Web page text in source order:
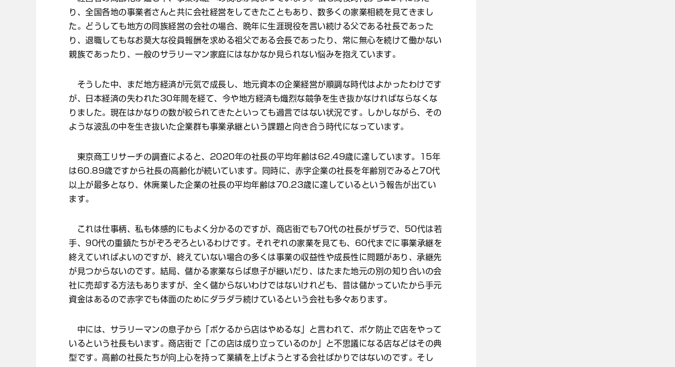
り、全国各地の事業者さんと共に会社経営をしてきたこともあり、数多くの家業相続を見てきまし
た。どうしても地方の同族経営の会社の場合、晩年に生涯現役を言い続ける父である社長であった
り、退職してもなお莫大な役員報酬を求める祖父である会長であったり、常に無心を続けて働かない
親族であったり、一般のサラリーマン家庭にはなかなか見られない悩みを抱えています。
そうした中、まだ地方経済が元気で成長し、地元資本の企業経営が順調な時代はよかったわけです
が、日本経済の失われた30年間を経て、今や地方経済も熾烈な競争を生き抜かなければならなくな
りました。現在はかなりの数が絞られてきたといっても過言ではない状況です。しかしながら、その
ような波乱の中を生き抜いた企業群も事業承継という課題と向き合う時代になっています。
東京商工リサーチの調査によると、2020年の社長の平均年齢は62.49歳に達しています。15年
は60.89歳ですから社長の高齢化が続いています。同時に、赤字企業の社長を年齢別でみると70代
以上が最多となり、休廃業した企業の社長の平均年齢は70.23歳に達しているという報告が出てい
ます。
これは仕事柄、私も体感的にもよく分かるのですが、商店街でも70代の社長がザラで、50代は若
手、90代の重鎮たちがぞろぞろといるわけです。それぞれの家業を見ても、60代までに事業承継を
終えていればよいのですが、終えていない場合の多くは事業の収益性や成長性に問題があり、承継先
が見つからないのです。結局、儲かる家業ならば息子が継いだり、はたまた地元の別の知り合いの会
社に売却する方法もありますが、全く儲からないわけではないけれども、昔は儲かっていたから手元
資金はあるので赤字でも体面のためにダラダラ続けているという会社も多々あります。
中には、サラリーマンの息子から「ボケるから店はやめるな」と言われて、ボケ防止で店をやって
いるという社長もいます。商店街で「この店は成り立っているのか」と不思議になる店などはその典
型です。高齢の社長たちが向上心を持って業績を上げようとする会社ばかりではないのです。そし